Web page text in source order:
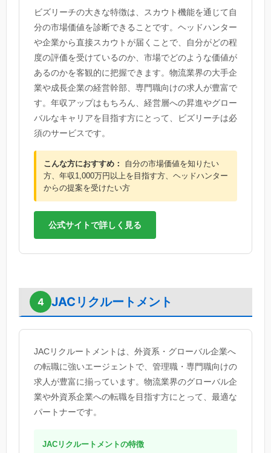
ビズリーチの大きな特徴は、スカウト機能を通じて自
分の市場価値を診断できることです。ヘッドハンター
や企業から直接スカウトが届くことで、自分がどの程
度の評価を受けているのか、市場でどのような価値が
あるのかを客観的に把握できます。物流業界の大手企
業や成長企業の経営幹部、専門職向けの求人が豊富で
す。年収アップはもちろん、経営層への昇進やグロー
バルなキャリアを目指す方にとって、ビズリーチは必
須のサービスです。
こんな方におすすめ：
自分の市場価値を知りたい
方、年収1,000万円以上を目指す方、ヘッドハンター
からの提案を受けたい方
公式サイトで詳しく見る
4 JACリクルートメント
JACリクルートメントは、外資系・グローバル企業へ
の転職に強いエージェントで、管理職・専門職向けの
求人が豊富に揃っています。物流業界のグローバル企
業や外資系企業への転職を目指す方にとって、最適な
パートナーです。
JACリクルートメントの特徴